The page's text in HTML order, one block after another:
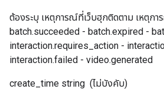
ต้องระบุ เหตุการณ์ที่เว็บฮุกติดตาม เหตุกา
batch.succeeded - batch.expired -
interaction.requires_action -
interaction.failed - video.generated
create_time string (ไม่บังคับ)